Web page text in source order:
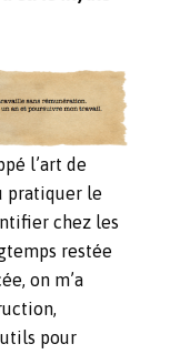
l’art de
pratiquer le
chez les
restée
on m’a
pour